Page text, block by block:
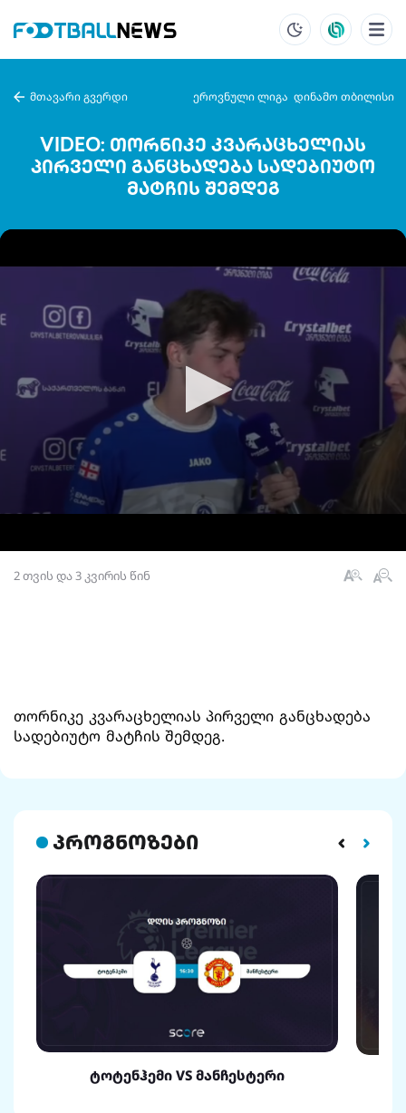
მთავარი გვერდი ეროვნული ლიგა დინამო თბილისი
VIDEO: თორნიკე კვარაცხელიას
პირველი განცხადება სადებიუტო
მატჩის შემდეგ
2 თვის და 3 კვირის წინ
თორნიკე კვარაცხელიას პირველი განცხადება
სადებიუტო მატჩის შემდეგ.
პროგნოზები
ტოტენჰემი VS მანჩესტერი